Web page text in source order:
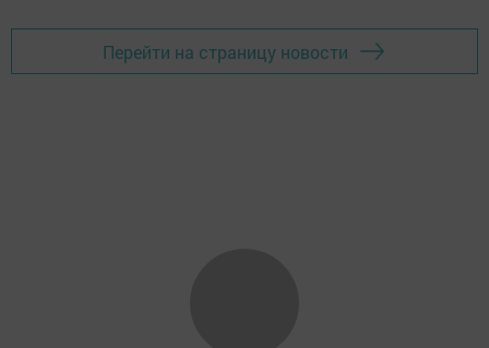
Перейти на страницу новости